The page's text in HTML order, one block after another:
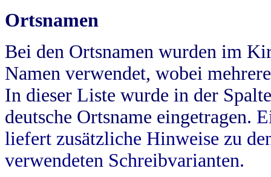
Ortsnamen
Bei den Ortsnamen wurden im
Namen verwendet, wobei
In dieser Liste wurde in der
deutsche Ortsname eingetragen.
liefert zusätzliche Hinweise zu
verwendeten Schreibvarianten.